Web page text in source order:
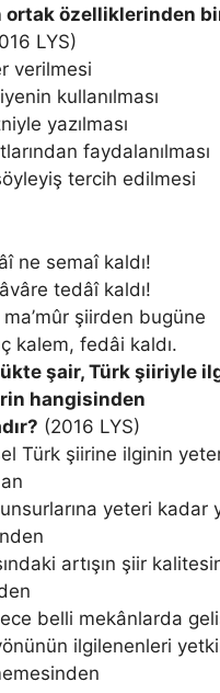
özelliklerinden
LYS)
verilmesi
kullanılması
yazılması
faydalanılması
tercih edilmesi
ne semaî kaldı!
tedâî kaldı!
şiirden bugüne
kalem, fedâi kaldı.
şair, Türk şiiriyle
hangisinden
(2016 LYS)
Türk şiirine ilginin
unsurlarına yeteri kadar
artışın şiir
belli mekânlarda
ilgilenenleri